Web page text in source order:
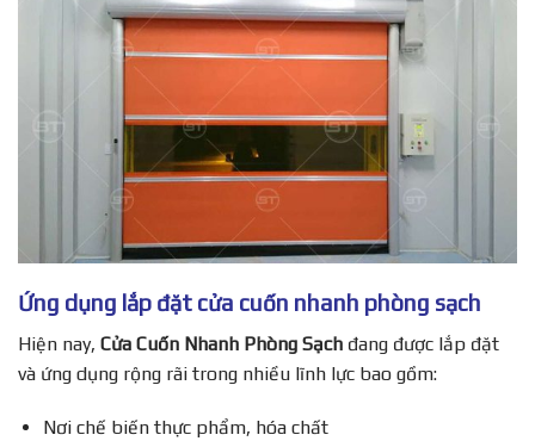
Ứng dụng lắp đặt cửa cuốn nhanh phòng sạch
Hiện nay, Cửa Cuốn Nhanh Phòng Sạch đang được lắp đặt
và ứng dụng rộng rãi trong nhiều lĩnh lực bao gồm:
Nơi chế biến thực phẩm, hóa chất